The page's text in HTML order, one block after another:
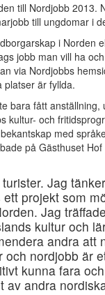
till Nordjobb 2013.
till ungdomar i
i Norden
jobb man vill ha
via Nordjobbs
platser är fyllda.
bara fått
kultur- och
med
på Gästhuset
Jag
projekt som
Jag
kultur och
andra att
nordjobb är
kunna fara
andra